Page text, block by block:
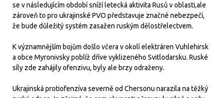
se v následujícím období sníží letecká aktivita Rusů v oblasti,ale
zároveň to pro ukrajinské PVO představuje značné nebezpečí,
že bude důležitý systém zasažen ruským dělostřelectvem.
K významnějším bojům došlo včera v okolí elektráren Vuhlehirsk
a obce Myronivsky poblíž dříve vyklizeného Svitlodarsku. Ruské
síly zde zahájily ofenzivu, byly ale brzy odraženy.
Ukrajinská protiofenzíva severně od Chersonu narazila na těžký